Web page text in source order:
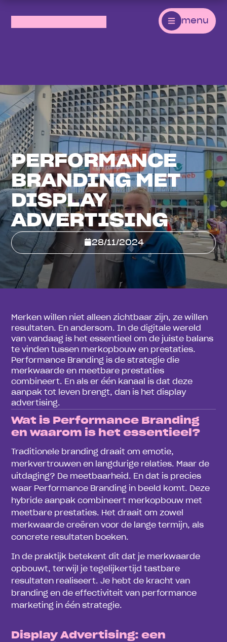
menu
PERFORMANCE
BRANDING MET
DISPLAY
ADVERTISING
28/11/2024
Merken willen niet alleen zichtbaar zijn, ze willen
resultaten. En andersom. In de digitale wereld
van vandaag is het essentieel om de juiste balans
te vinden tussen merkopbouw en prestaties.
Performance Branding is de strategie die
merkwaarde en meetbare prestaties
combineert. En als er één kanaal is dat deze
aanpak tot leven brengt, dan is het display
advertising.
Wat is Performance Branding
en waarom is het essentieel?
Traditionele branding draait om emotie,
merkvertrouwen en langdurige relaties. Maar de
uitdaging? De meetbaarheid. En dat is precies
waar Performance Branding in beeld komt. Deze
hybride aanpak combineert merkopbouw met
meetbare prestaties. Het draait om zowel
merkwaarde creëren voor de lange termijn, als
concrete resultaten boeken.
In de praktijk betekent dit dat je merkwaarde
opbouwt, terwijl je tegelijkertijd tastbare
resultaten realiseert. Je hebt de kracht van
branding en de effectiviteit van performance
marketing in één strategie.
Display Advertising: een